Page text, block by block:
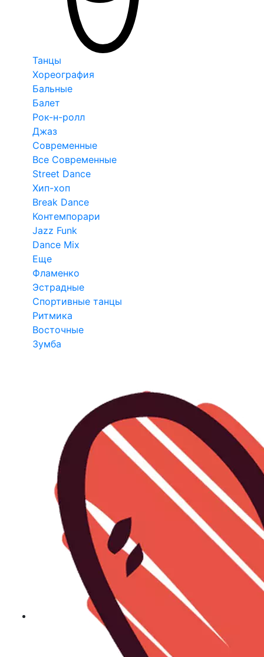
Танцы
Хореография
Бальные
Балет
Рок-н-ролл
Джаз
Современные
Все Современные
Street Dance
Хип-хоп
Break Dance
Контемпорари
Jazz Funk
Dance Mix
Еще
Фламенко
Эстрадные
Спортивные танцы
Ритмика
Восточные
Зумба